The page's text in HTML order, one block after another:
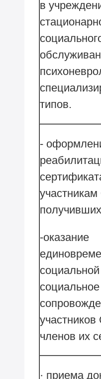
в
типов.
-
-оказание
социальное
членов их
· приема